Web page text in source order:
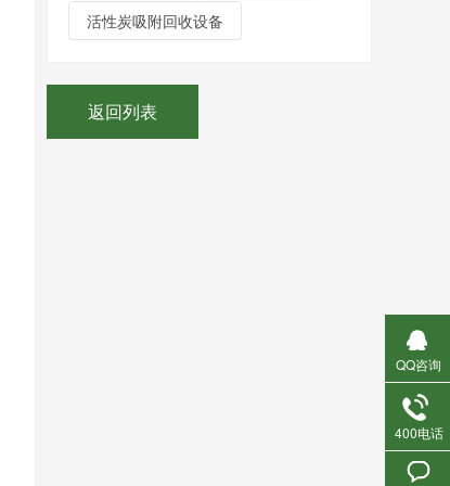
活性炭吸附回收设备
返回列表
QQ咨询
400电话